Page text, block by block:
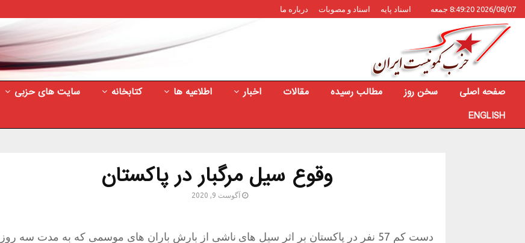
2026/08/07 8:49:20 جمعه اسناد پایه اسناد و مصوبات درباره ما
صفحه اصلی سخن روز مطالب رسیده مقالات اخبار اطلاعیه ها کتابخانه سایت های حزبی
ENGLISH
وقوع سیل مرگبار در پاکستان
آگوست 9, 2020
دست کم 57 نفر در پاکستان بر اثر سیل های ناشی از بارش باران های موسمی که به مدت سه روز